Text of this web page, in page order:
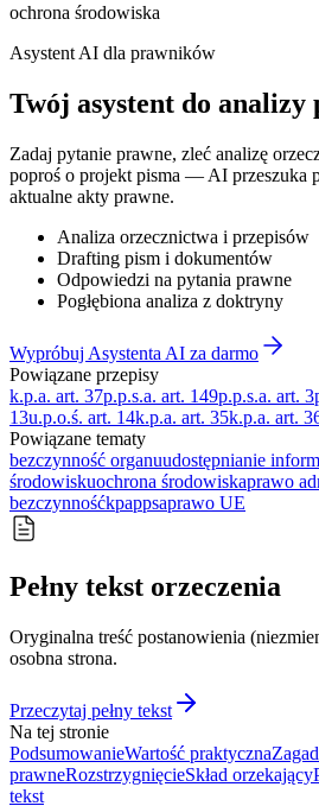
ochrona środowiska
Asystent AI dla prawników
Twój asystent do analizy
Zadaj pytanie prawne, zleć analizę
poproś o projekt pisma — AI przeszuka
aktualne akty prawne.
Analiza orzecznictwa i przepisów
Drafting pism i dokumentów
Odpowiedzi na pytania prawne
Pogłębiona analiza z doktryny
Wypróbuj Asystenta AI za darmo
Powiązane przepisy
k.p.a. art. 37p.p.s.a. art. 149p.p.s.a. art. 3
13u.p.o.ś. art. 14k.p.a. art. 35k.p.a. art.
Powiązane tematy
bezczynność organuudostępnianie
środowiskuochrona środowiskaprawo
bezczynnośćkpappsaprawo UE
Pełny tekst orzeczenia
Oryginalna treść postanowienia
osobna strona.
Przeczytaj pełny tekst
Na tej stronie
PodsumowanieWartość praktyczna
prawneRozstrzygnięcieSkład orzekający
tekst